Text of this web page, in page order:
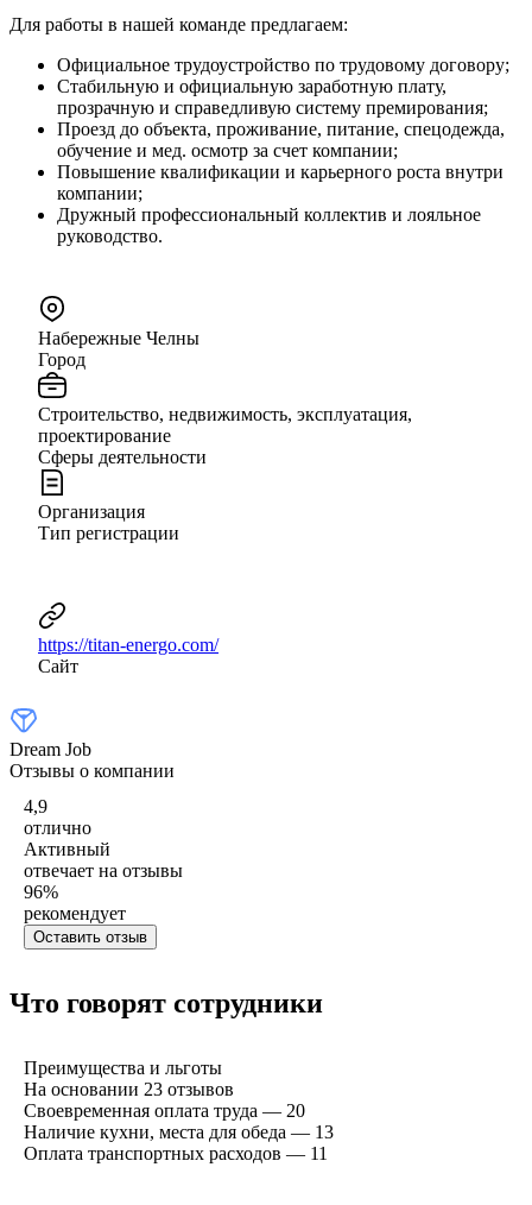
Для работы в нашей команде предлагаем:
Официальное трудоустройство по трудовому договору;
Стабильную и официальную заработную плату,
прозрачную и справедливую систему премирования;
Проезд до объекта, проживание, питание, спецодежда,
обучение и мед. осмотр за счет компании;
Повышение квалификации и карьерного роста внутри
компании;
Дружный профессиональный коллектив и лояльное
руководство.
Набережные Челны
Город
Строительство, недвижимость, эксплуатация,
проектирование
Сферы деятельности
Организация
Тип регистрации
https://titan-energo.com/
Сайт
Dream Job
Отзывы о компании
4,9
отлично
Активный
отвечает на отзывы
96%
рекомендует
Оставить отзыв
Что говорят сотрудники
Преимущества и льготы
На основании 23 отзывов
Своевременная оплата труда — 20
Наличие кухни, места для обеда — 13
Оплата транспортных расходов — 11